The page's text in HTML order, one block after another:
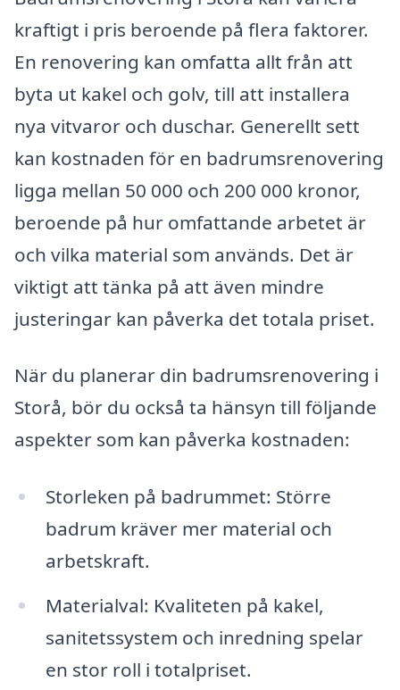
kraftigt i pris beroende på flera faktorer.
En renovering kan omfatta allt från att
byta ut kakel och golv, till att installera
nya vitvaror och duschar. Generellt sett
kan kostnaden för en badrumsrenovering
ligga mellan 50 000 och 200 000 kronor,
beroende på hur omfattande arbetet är
och vilka material som används. Det är
viktigt att tänka på att även mindre
justeringar kan påverka det totala priset.
När du planerar din badrumsrenovering i
Storå, bör du också ta hänsyn till följande
aspekter som kan påverka kostnaden:
Storleken på badrummet: Större
badrum kräver mer material och
arbetskraft.
Materialval: Kvaliteten på kakel,
sanitetssystem och inredning spelar
en stor roll i totalpriset.